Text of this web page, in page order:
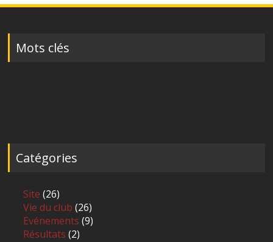
Mots clés
Catégories
Site (26)
Vie du club (26)
Evénements (9)
Résultats (2)